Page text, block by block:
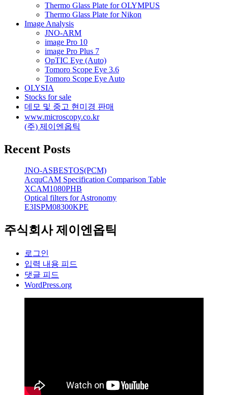
Thermo Glass Plate for OLYMPUS
Thermo Glass Plate for Nikon
Image Analysis
JNO-ARM
image Pro 10
image Pro Plus 7
OpTIC Eye (Auto)
Tomoro Scope Eye 3.6
Tomoro Scope Eye Auto
OLYSIA
Stocks for sale
데모 및 중고 현미경 판매
www.microscopy.co.kr
(주) 제이엔옵틱
Recent Posts
JNO-ASBESTOS(PCM)
AcquCAM Specification Comparison Table
XCAM1080PHB
Optical filters for Astronomy
E3ISPM08300KPE
주식회사 제이엔옵틱
로그인
입력 내용 피드
댓글 피드
WordPress.org